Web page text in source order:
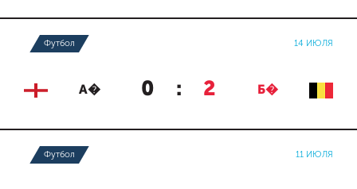
Футбол 14 ИЮЛЯ
А� 0 : 2 Б�
Футбол 11 ИЮЛЯ